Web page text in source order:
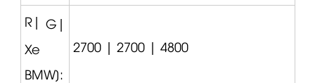
R| G|
Xe
BMW]:
2700 | 2700 | 4800